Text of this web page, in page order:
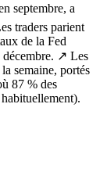
septembre, a
traders parient
de la Fed
décembre. ↗️ Les
semaine, portés
87 % des